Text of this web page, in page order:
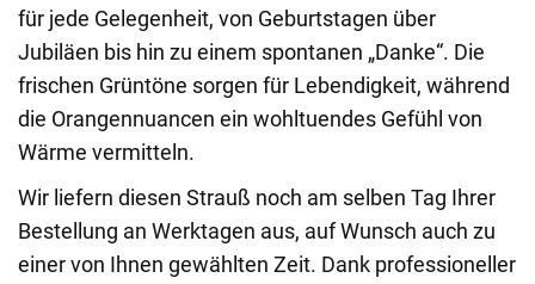
für jede Gelegenheit, von Geburtstagen über
Jubiläen bis hin zu einem spontanen „Danke“. Die
frischen Grüntöne sorgen für Lebendigkeit, während
die Orangennuancen ein wohltuendes Gefühl von
Wärme vermitteln.
Wir liefern diesen Strauß noch am selben Tag Ihrer
Bestellung an Werktagen aus, auf Wunsch auch zu
einer von Ihnen gewählten Zeit. Dank professioneller